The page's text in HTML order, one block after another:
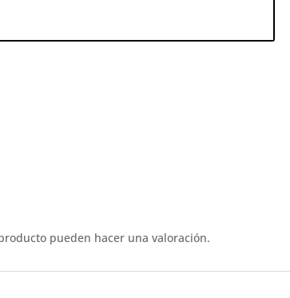
pueden hacer una valoración.